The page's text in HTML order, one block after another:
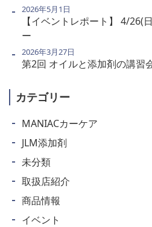
【イベントレポート】 4/26(
ー
2026年5月1日
第2回 オイルと添加剤の講
2026年3月27日
カテゴリー
MANIACカーケア
JLM添加剤
未分類
取扱店紹介
商品情報
イベント